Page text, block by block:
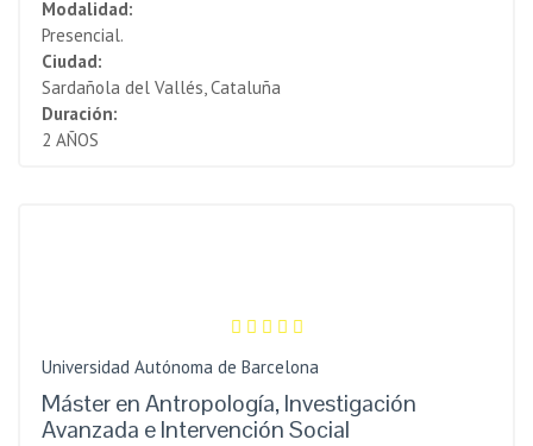
Modalidad:
Presencial.
Ciudad:
Sardañola del Vallés, Cataluña
Duración:
2 AÑOS
Universidad Autónoma de Barcelona
Máster en Antropología, Investigación
Avanzada e Intervención Social